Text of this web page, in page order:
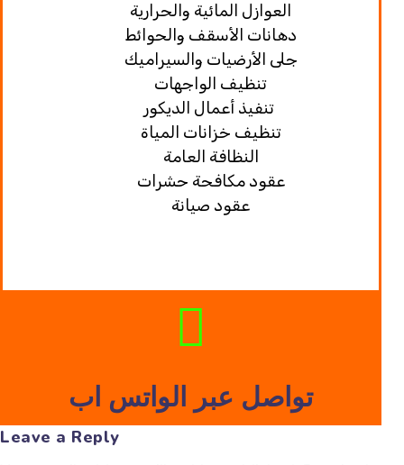
العوازل المائية والحرارية
دهانات الأسقف والحوائط
جلى الأرضيات والسيراميك
تنظيف الواجهات
تنفيذ أعمال الديكور
تنظيف خزانات المياة
النظافة العامة
عقود مكافحة حشرات
عقود صيانة
تواصل عبر الواتس اب
Leave a Reply